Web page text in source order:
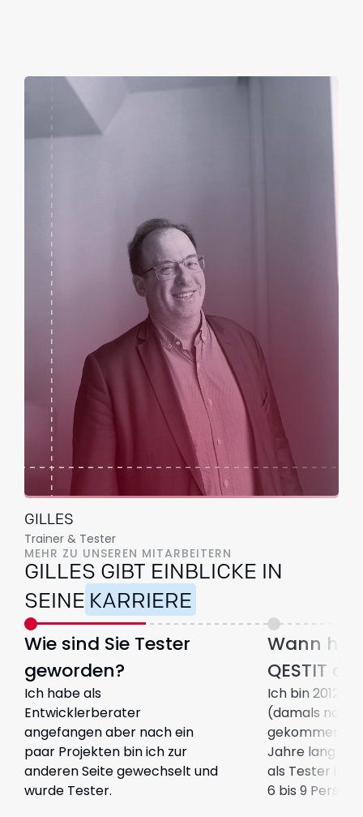
GILLES
Trainer & Tester
MEHR ZU UNSEREN MITARBEITERN
GILLES GIBT EINBLICKE IN
SEINE KARRIERE
Wie sind Sie Tester
geworden?
Ich habe als
Entwicklerberater
angefangen aber nach ein
paar Projekten bin ich zur
anderen Seite gewechselt und
wurde Tester.
Wann
QESTIT
Ich bin 2012
(damals noch
gekommen.
Jahre lang für
als Tester in
6 bis 9